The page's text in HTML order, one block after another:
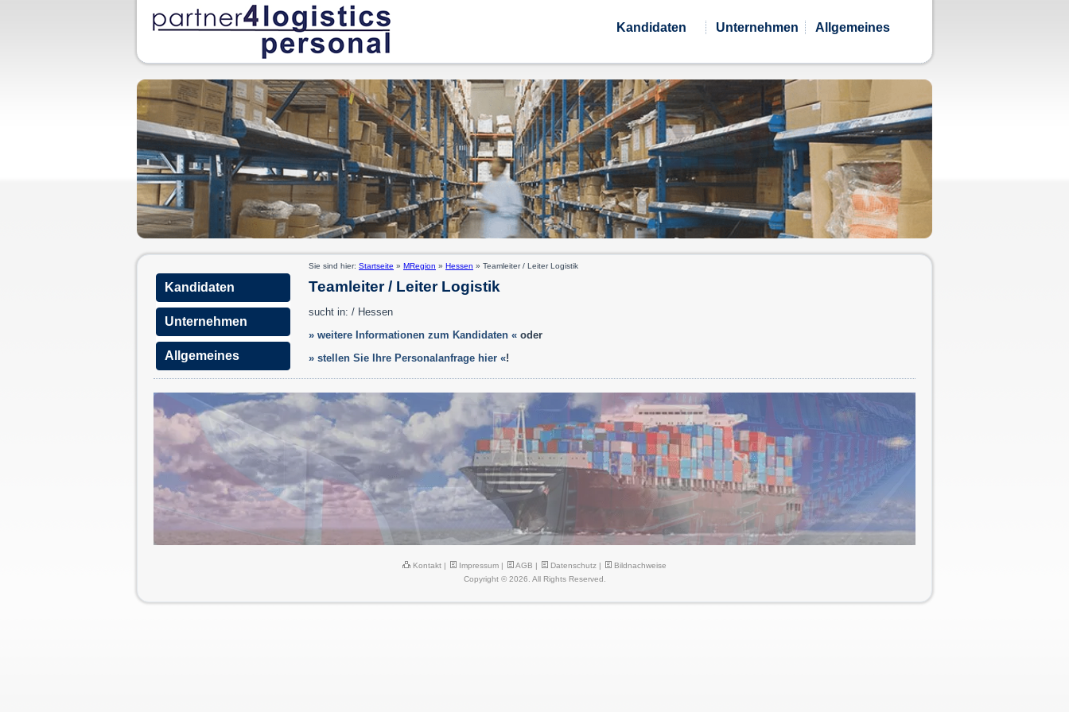
Kandidaten Unternehmen Allgemeines
Kandidaten
Unternehmen
Allgemeines
Sie sind hier: Startseite » MRegion » Hessen » Teamleiter / Leiter Logistik
Teamleiter / Leiter Logistik
sucht in: / Hessen
» weitere Informationen zum Kandidaten « oder
» stellen Sie Ihre Personalanfrage hier «!
Kontakt | Impressum | AGB | Datenschutz |
Bildnachweise
Copyright © 2026. All Rights Reserved.